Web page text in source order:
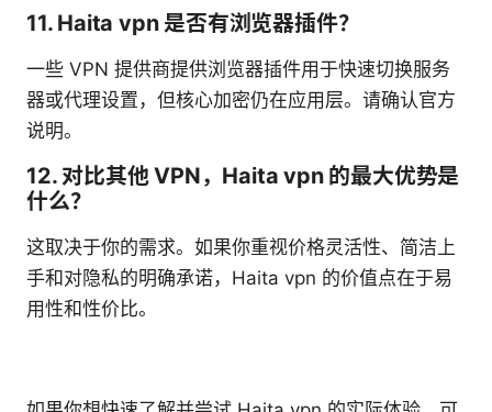
11. Haita vpn 是否有浏览器插件？
一些 VPN 提供商提供浏览器插件用于快速切换服务
器或代理设置，但核心加密仍在应用层。请确认官方
说明。
12. 对比其他 VPN，Haita vpn 的最大优势是
什么？
这取决于你的需求。如果你重视价格灵活性、简洁上
手和对隐私的明确承诺，Haita vpn 的价值点在于易
用性和性价比。